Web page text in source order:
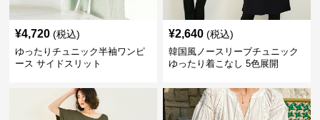
¥4,720 (税込)
ゆったりチュニック半袖ワンピ
ース サイドスリット
¥2,640 (税込)
韓国風ノースリーブチュニック
ゆったり着こなし 5色展開